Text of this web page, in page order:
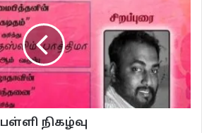
பள்ளி நிகழ்வு